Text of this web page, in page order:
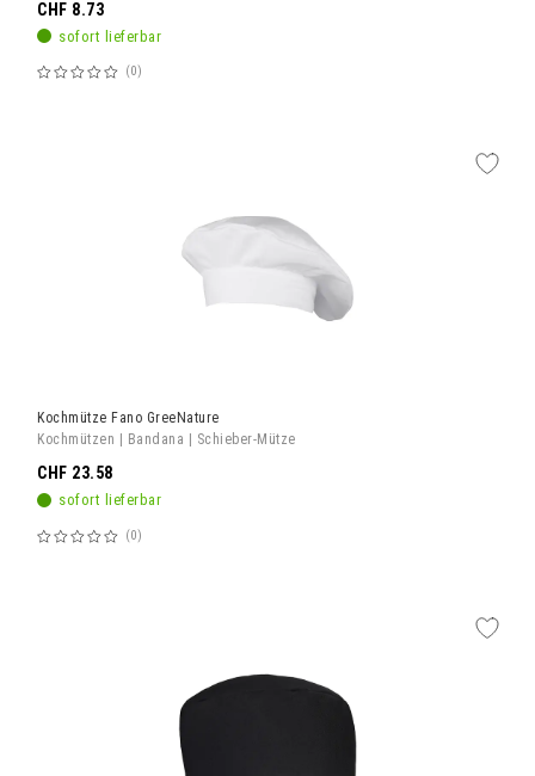
sofort lieferbar
Bewertung:
0
CHF 8.73
Kochmütze Fano GreeNature
Kochmützen | Bandana | Schieber-Mütze
sofort lieferbar
Bewertung:
0
CHF 23.58